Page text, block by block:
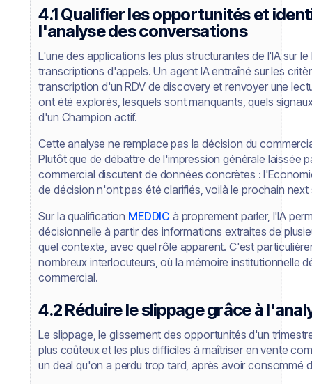
4.1 Qualifier les opportunités et
l'analyse des conversations
L'une des applications les plus structurantes de l'IA sur
transcriptions d'appels. Un agent IA entraîné sur les
transcription d'un RDV de discovery et renvoyer une
ont été explorés, lesquels sont manquants, quels
d'un Champion actif.
Cette analyse ne remplace pas la décision du
Plutôt que de débattre de l'impression générale laissée
commercial discutent de données concrètes :
de décision n'ont pas été clarifiés, voilà le prochain next
Sur la qualification MEDDIC à proprement parler, l'IA
décisionnelle à partir des informations extraites de
quel contexte, avec quel rôle apparent. C'est
nombreux interlocuteurs, où la mémoire institutionnelle
commercial.
4.2 Réduire le slippage grâce à
Le slippage, le glissement des opportunités d'un
plus coûteux et les plus difficiles à maîtriser en vente
un deal qu'on a perdu trop tard, après avoir consommé